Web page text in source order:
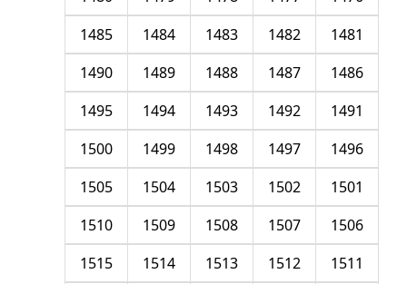
1481
1482
1483
1484
1485
1486
1487
1488
1489
1490
1491
1492
1493
1494
1495
1496
1497
1498
1499
1500
1501
1502
1503
1504
1505
1506
1507
1508
1509
1510
1511
1512
1513
1514
1515